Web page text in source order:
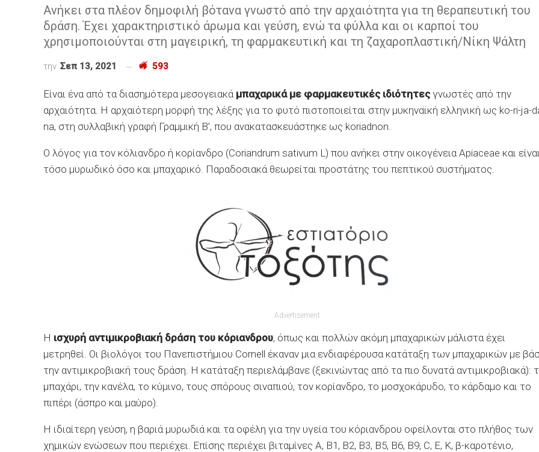
Ανήκει στα πλέον δημοφιλή βότανα γνωστό από την αρχαιότητα για τη θεραπευτική του
δράση. Έχει χαρακτηριστικό άρωμα και γεύση, ενώ τα φύλλα και οι καρποί του
χρησιμοποιούνται στη μαγειρική, τη φαρμακευτική και τη ζαχαροπλαστική/Νίκη Ψάλτη
την Σεπ 13, 2021 593
Είναι ένα από τα διασημότερα μεσογειακά μπαχαρικά με φαρμακευτικές ιδιότητεςγνωστές από την
αρχαιότητα. Η αρχαιότερη μορφή της λέξης για το φυτό πιστοποιείται στην μυκηναϊκή ελληνική ως ko-ri-ja-
na, στη συλλαβική γραφή Γραμμική Β’, που ανακατασκευάστηκε ως koriadnon.
Ο λόγος για τον κόλιανδρο ή κορίανδρο (Coriandrum sativum L) που ανήκει στην οικογένεια Apiaceae και
τόσο μυρωδικό όσο και μπαχαρικό. Παραδοσιακά θεωρείται προστάτης του πεπτικού συστήματος.
Advertisement
H ισχυρή αντιμικροβιακή δράση του κόριανδρου, όπως και πολλών ακόμη μπαχαρικών μάλιστα έχει
μετρηθεί. Οι βιολόγοι του Πανεπιστήμιου Cornell έκαναν μια ενδιαφέρουσα κατάταξη των μπαχαρικών με
την αντιμικροβιακή τους δράση. Η κατάταξη περιελάμβανε (ξεκινώντας από τα πιο δυνατά αντιμικροβιακά):
μπαχάρι, την κανέλα, το κύμινο, τους σπόρους σιναπιού, τον κορίανδρο, το μοσχοκάρυδο, το κάρδαμο και το
πιπέρι (άσπρο και μαύρο).
Η ιδιαίτερη γεύση, η βαριά μυρωδιά και τα οφέλη για την υγεία του κόριανδρου οφείλονται στο πλήθος των
χημικών ενώσεων που περιέχει. Επίσης περιέχει βιταμίνες Α, Β1, Β2, Β3, Β5, Β6, Β9, C, E, K, β-καροτένιο,